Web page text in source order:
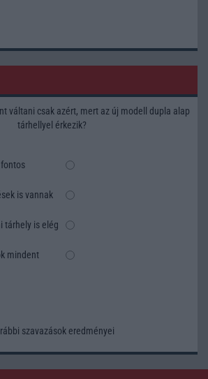
váltani csak azért, mert az új modell dupla alap
tárhellyel érkezik?
is vannak
tárhely is elég
mindent
szavazások eredményei